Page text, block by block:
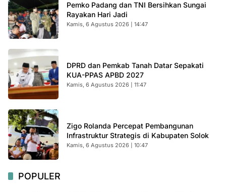
Pemko Padang dan TNI Bersihkan Sungai
Rayakan Hari Jadi
Kamis, 6 Agustus 2026 | 14:47
DPRD dan Pemkab Tanah Datar Sepakati
KUA-PPAS APBD 2027
Kamis, 6 Agustus 2026 | 11:47
Zigo Rolanda Percepat Pembangunan
Infrastruktur Strategis di Kabupaten Solok
Kamis, 6 Agustus 2026 | 10:47
POPULER